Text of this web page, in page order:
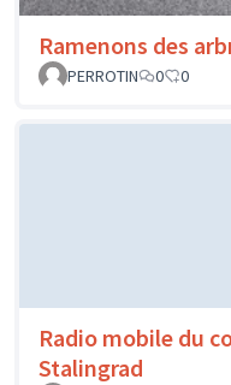
Ramenons des
PERROTIN
0 0
Radio mobile du
Stalingrad